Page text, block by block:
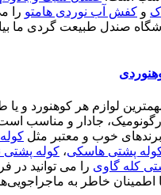
و کفش آب نوردی هامتو را
صندل طبیعت گردی ما
لوازم هر کوهنورد و یا
جادار و مناسب
برندهای خوب و معتبر مثل
پشتی هاسکی، کوله پشتی
کله گاوی را می توانید
اطمینان خاطر به